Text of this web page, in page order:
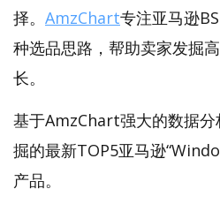
择。 AmzChart专注亚马逊
种选品思路，帮助卖家发掘
长。
基于AmzChart强大的数据
掘的最新TOP5亚马逊
产品。